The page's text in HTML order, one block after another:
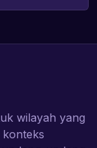
wilayah yang